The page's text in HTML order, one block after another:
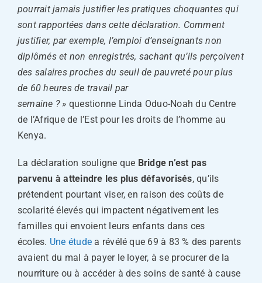
pourrait jamais justifier les pratiques choquantes qui
sont rapportées dans cette déclaration. Comment
justifier, par exemple, l’emploi d’enseignants non
diplômés et non enregistrés, sachant qu’ils perçoivent
des salaires proches du seuil de pauvreté pour plus
de 60 heures de travail par
semaine ? » questionne Linda Oduo-Noah du Centre
de l’Afrique de l’Est pour les droits de l’homme au
Kenya.
La déclaration souligne que Bridge n’est pas
parvenu à atteindre les plus défavorisés, qu’ils
prétendent pourtant viser, en raison des coûts de
scolarité élevés qui impactent négativement les
familles qui envoient leurs enfants dans ces
écoles. Une étude a révélé que 69 à 83 % des parents
avaient du mal à payer le loyer, à se procurer de la
nourriture ou à accéder à des soins de santé à cause